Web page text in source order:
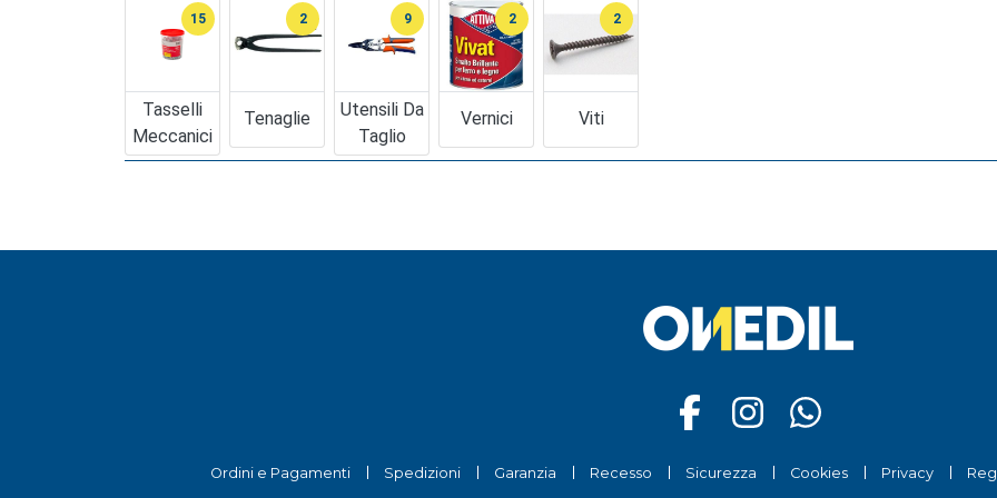
Tasselli
Meccanici
15
Tenaglie
2
Utensili Da
Taglio
9
Vernici
2
Viti
2
Ordini e Pagamenti Spedizioni Garanzia Recesso Sicurezza Cookies Privacy